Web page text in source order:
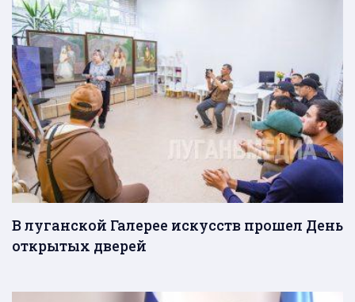
В луганской Галерее искусств прошел День
открытых дверей